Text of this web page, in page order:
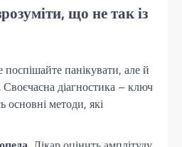
що не так із
панікувати, але й
діагностика – ключ
основні методи, які